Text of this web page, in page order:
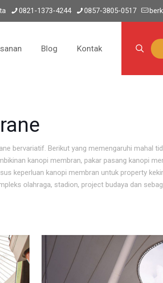
0821-1373-4244 0857-3805-0517
Blog Kontak
bervariatif. Berikut yang memengaruhi mahal
kanopi membran, pakar pasang kanopi
keperluan kanopi membran untuk property
olahraga, stadion, project budaya dan